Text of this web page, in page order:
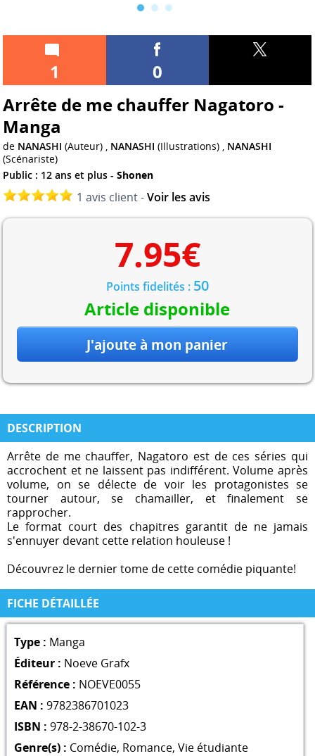
1
0
Arrête de me chauffer Nagatoro -
Manga
de NANASHI (Auteur) , NANASHI (Illustrations) , NANASHI
(Scénariste)
Public : 12 ans et plus -Shonen
1 avis client -Voir les avis
7.95€
Points fidelités : 50
Article disponible
DESCRIPTION
Arrête de me chauffer, Nagatoro est de ces séries qui
accrochent et ne laissent pas indifférent. Volume après
volume, on se délecte de voir les protagonistes se
tourner autour, se chamailler, et finalement se
rapprocher.
Le format court des chapitres garantit de ne jamais
s'ennuyer devant cette relation houleuse !
Découvrez le dernier tome de cette comédie piquante!
FICHE DÉTAILLÉE
Type : Manga
Éditeur : Noeve Grafx
Référence : NOEVE0055
EAN : 9782386701023
ISBN : 978-2-38670-102-3
Genre(s) : Comédie, Romance, Vie étudiante